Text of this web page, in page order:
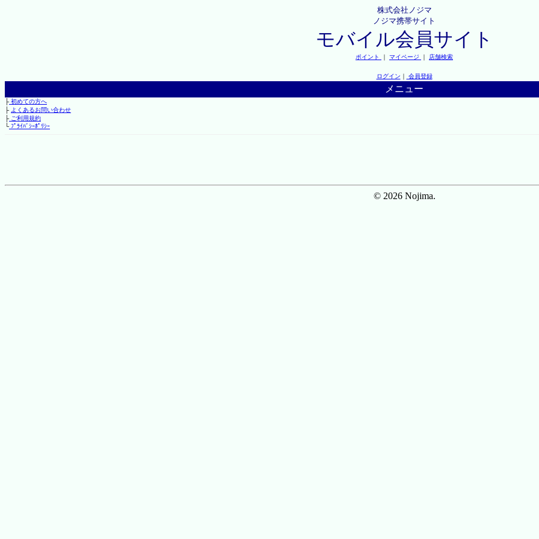
株式会社ノジマ
ノジマ携帯サイト
モバイル会員サイト
ポイント ｜ マイページ ｜ 店舗検索
ログイン ｜ 会員登録
メニュー
├初めての方へ
├ よくあるお問い合わせ
├ご利用規約
└ﾌﾟﾗｲﾊﾞｼｰﾎﾟﾘｼｰ
© 2026 Nojima.